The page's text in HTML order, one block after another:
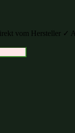
vom Hersteller